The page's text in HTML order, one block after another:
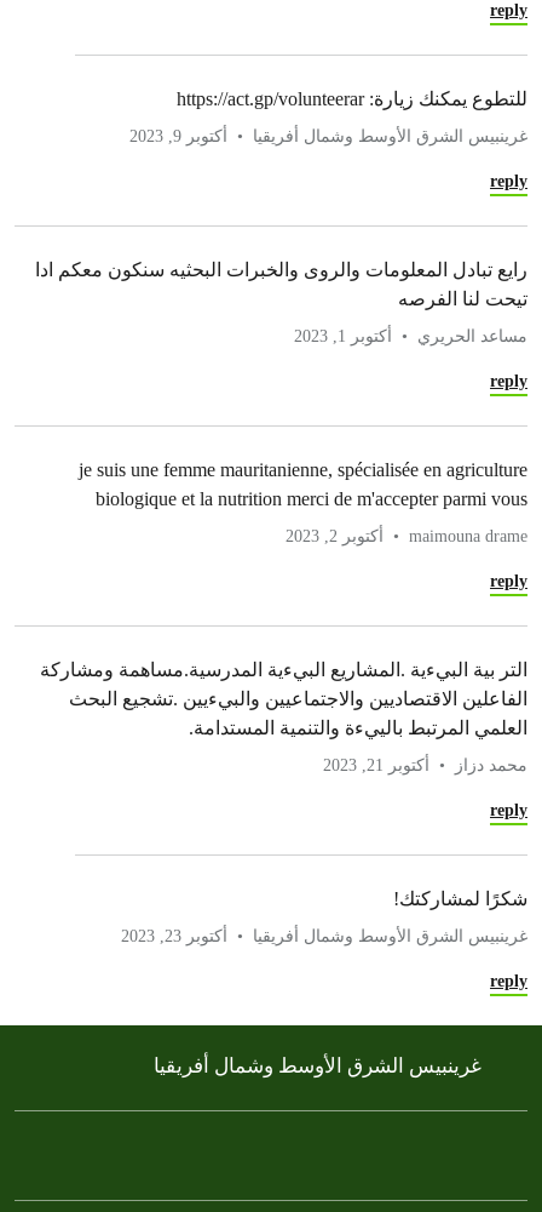
reply
للتطوع يمكنك زيارة: https://act.gp/volunteerar
غرينبيس الشرق الأوسط وشمال أفريقيا أكتوبر 9, 2023
reply
رايع تبادل المعلومات والروى والخبرات البحثيه سنكون معكم ادا
تيحت لنا الفرصه
مساعد الحريري أكتوبر 1, 2023
reply
je suis une femme mauritanienne, spécialisée en agriculture
biologique et la nutrition merci de m'accepter parmi vous
maimouna drame أكتوبر 2, 2023
reply
التر بية البيءية .المشاريع البيءية المدرسية.مساهمة ومشاركة
الفاعلين الاقتصاديين والاجتماعيين والبيءيين .تشجيع البحث
العلمي المرتبط بالييءة والتنمية المستدامة.
محمد دزاز أكتوبر 21, 2023
reply
شكرًا لمشاركتك!
غرينبيس الشرق الأوسط وشمال أفريقيا أكتوبر 23, 2023
reply